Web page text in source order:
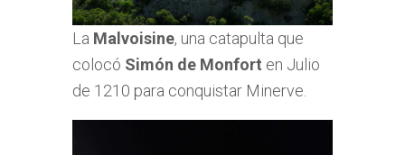
La Malvoisine, una catapulta que
colocó Simón de Monfort en Julio
de 1210 para conquistar Minerve.